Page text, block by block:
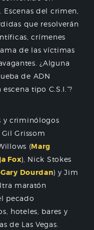
del crimen,
que resolverán
crímenes
de las víctimas
¿Alguna
de ADN
tipo C.S.I.”?
y criminólogos
Grissom
(Marg
Fox), Nick Stokes
Gary Dourdan) y Jim
maratón
pecado
hoteles, bares y
de Las Vegas.